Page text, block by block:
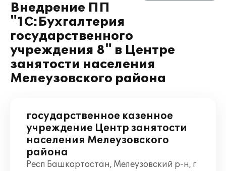
Внедрение ПП
"1С:Бухгалтерия
государственного
учреждения 8" в Центре
занятости населения
Мелеузовского района
государственное казенное
учреждение Центр занятости
населения Мелеузовского
района
Респ Башкортостан, Мелеузовский р-н, г